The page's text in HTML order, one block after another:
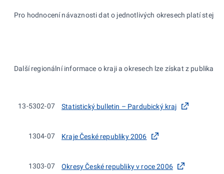
Pro hodnocení návaznosti dat o jednotlivých okresech platí
Další regionální informace o kraji a okresech lze získat z publikací
13-5302-07 Statistický bulletin – Pardubický kraj
1304-07 Kraje České republiky 2006
1303-07 Okresy České republiky v roce 2006